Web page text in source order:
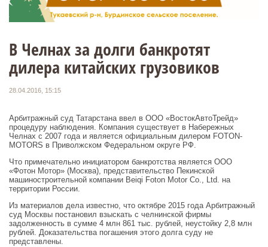
В Челнах за долги банкротят
дилера китайских грузовиков
28.04.2016, 15:15
Арбитражный суд Татарстана ввел в ООО «ВостокАвтоТрейд»
процедуру наблюдения. Компания существует в Набережных
Челнах с 2007 года и является официальным дилером FOTON-
MOTORS в Приволжском Федеральном округе РФ.
Что примечательно инициатором банкротства является ООО
«Фотон Мотор» (Москва), представительство Пекинской
машиностроительной компании Beiqi Foton Motor Co., Ltd. на
территории России.
Из материалов дела известно, что октябре 2015 года Арбитражный
суд Москвы постановил взыскать с челнинской фирмы
задолженность в сумме 4 млн 861 тыс. рублей, неустойку 2,8 млн
рублей. Доказательства погашения этого долга суду не
представлены.